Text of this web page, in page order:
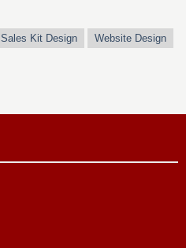
Sales Kit Design Website Design